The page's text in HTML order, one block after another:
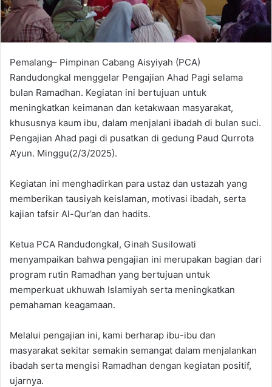
Pemalang– Pimpinan Cabang Aisyiyah (PCA)
Randudongkal menggelar Pengajian Ahad Pagi selama
bulan Ramadhan. Kegiatan ini bertujuan untuk
meningkatkan keimanan dan ketakwaan masyarakat,
khususnya kaum ibu, dalam menjalani ibadah di bulan suci.
Pengajian Ahad pagi di pusatkan di gedung Paud Qurrota
A’yun. Minggu(2/3/2025).
Kegiatan ini menghadirkan para ustaz dan ustazah yang
memberikan tausiyah keislaman, motivasi ibadah, serta
kajian tafsir Al-Qur’an dan hadits.
Ketua PCA Randudongkal, Ginah Susilowati
menyampaikan bahwa pengajian ini merupakan bagian dari
program rutin Ramadhan yang bertujuan untuk
memperkuat ukhuwah Islamiyah serta meningkatkan
pemahaman keagamaan.
Melalui pengajian ini, kami berharap ibu-ibu dan
masyarakat sekitar semakin semangat dalam menjalankan
ibadah serta mengisi Ramadhan dengan kegiatan positif,
ujarnya.